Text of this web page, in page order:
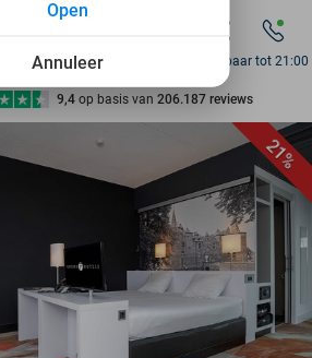
7 dagen per week beschikbaar
10+ miljoen leden
9,4 op basis van 206.187 reviews
7 dagen per week beschikbaar
Bereikbaar tot 21:00
21%
Annuleer
Open